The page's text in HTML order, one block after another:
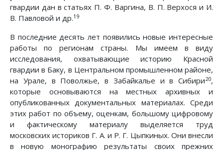
гвардии дан в статьях П. Ф. Варгина, В. П. Верхося и И.
В. Павловой и др.19
В последние десять лет появились новые интересные
работы по регионам страны. Мы имеем в виду
исследования, охватывающие историю Красной
гвардии в Баку, в Центральном промышленном районе,
на Урале, в Поволжье, в Забайкалье и в Сибири20,
которые основываются на местных архивных и
опубликованных документальных материалах. Среди
этих работ по объему, оценкам, большому цифровому
и фактическому материалу выделяется труд
московских историков Г. А. и Р. Г. Цыпкиных. Они внесли
в новую монографию результаты своих прежних